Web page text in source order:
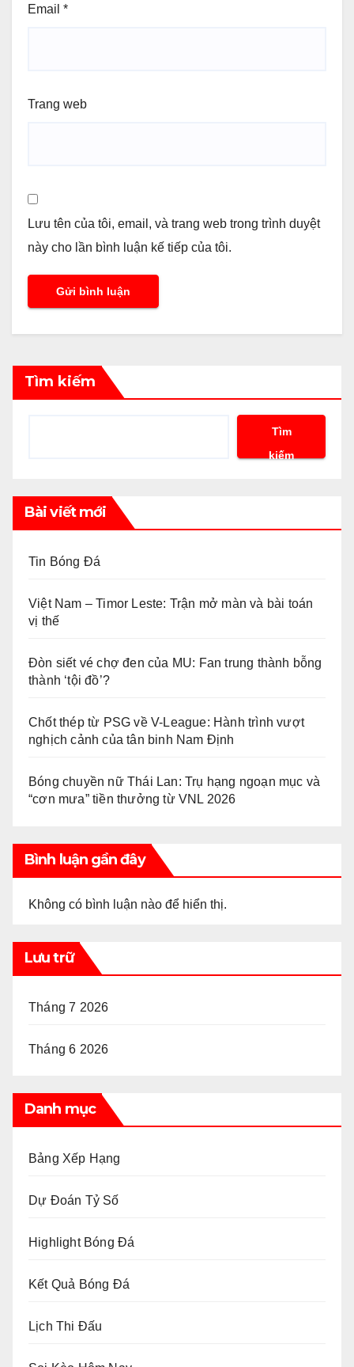
Email *
Trang web
Lưu tên của tôi, email, và trang web trong trình duyệt
này cho lần bình luận kế tiếp của tôi.
Tìm kiếm
Tìm
kiếm
Bài viết mới
Tin Bóng Đá
Việt Nam – Timor Leste: Trận mở màn và bài toán
vị thế
Đòn siết vé chợ đen của MU: Fan trung thành bỗng
thành ‘tội đồ’?
Chốt thép từ PSG về V-League: Hành trình vượt
nghịch cảnh của tân binh Nam Định
Bóng chuyền nữ Thái Lan: Trụ hạng ngoạn mục và
“cơn mưa” tiền thưởng từ VNL 2026
Bình luận gần đây
Không có bình luận nào để hiển thị.
Lưu trữ
Tháng 7 2026
Tháng 6 2026
Danh mục
Bảng Xếp Hạng
Dự Đoán Tỷ Số
Highlight Bóng Đá
Kết Quả Bóng Đá
Lịch Thi Đấu